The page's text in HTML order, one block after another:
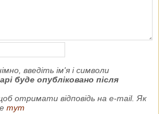
введіть ім'я і символи
буде опубліковано після
отримати відповідь на e-mail. Як
тут